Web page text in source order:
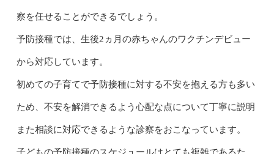
察を任せることができるでしょう。
予防接種では、生後2ヵ月の赤ちゃんのワクチンデビュー
から対応しています。
初めての子育てで予防接種に対する不安を抱える方も多い
ため、不安を解消できるよう心配な点について丁寧に説明
また相談に対応できるような診察をおこなっています。